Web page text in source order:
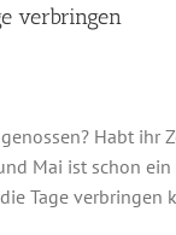
verbringen
Habt ihr
Mai ist schon
Tage verbringen